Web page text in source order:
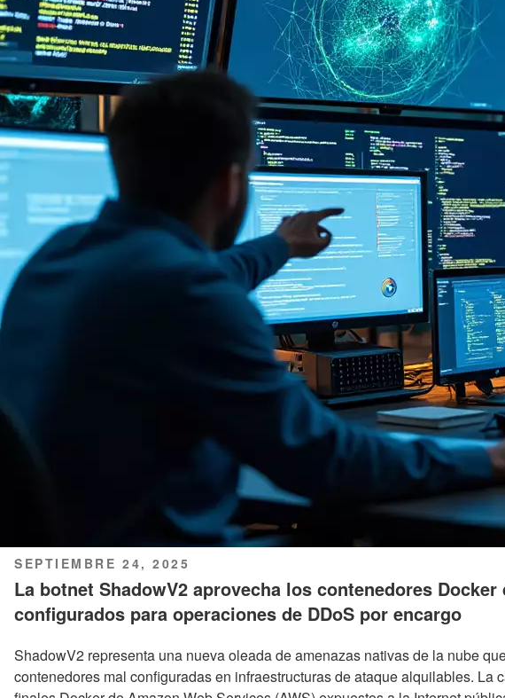
PUBLICADO
EL
SEPTIEMBRE 24, 2025
La botnet ShadowV2 aprovecha los contenedores Docker
configurados para operaciones de DDoS por encargo
ShadowV2 representa una nueva oleada de amenazas nativas de la nube
contenedores mal configuradas en infraestructuras de ataque alquilables. La